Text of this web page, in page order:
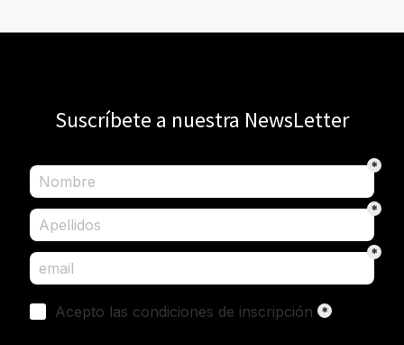
Suscríbete a nuestra NewsLetter